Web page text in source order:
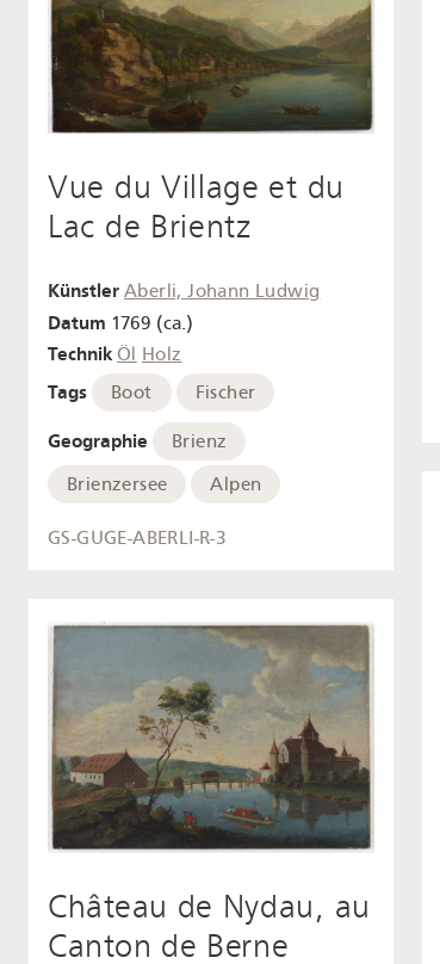
Vue du Village et du
Lac de Brientz
Künstler Aberli, Johann Ludwig
Datum 1769 (ca.)
Technik Öl Holz
Tags Boot Fischer
Geographie
Brienz
Brienzersee
Alpen
GS-GUGE-ABERLI-R-3
Château de Nydau, au
Canton de Berne